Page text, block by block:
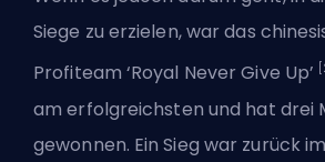
Siege zu erzielen, war das
Profiteam ‘Royal Never Give Up’
am erfolgreichsten und hat drei
gewonnen. Ein Sieg war zurück